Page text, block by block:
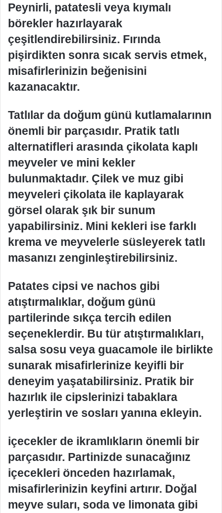
Peynirli, patatesli veya kıymalı
börekler hazırlayarak
çeşitlendirebilirsiniz. Fırında
pişirdikten sonra sıcak servis etmek,
misafirlerinizin beğenisini
kazanacaktır.
Tatlılar da doğum günü kutlamalarının
önemli bir parçasıdır. Pratik tatlı
alternatifleri arasında çikolata kaplı
meyveler ve mini kekler
bulunmaktadır. Çilek ve muz gibi
meyveleri çikolata ile kaplayarak
görsel olarak şık bir sunum
yapabilirsiniz. Mini kekleri ise farklı
krema ve meyvelerle süsleyerek tatlı
masanızı zenginleştirebilirsiniz.
Patates cipsi ve nachos gibi
atıştırmalıklar, doğum günü
partilerinde sıkça tercih edilen
seçeneklerdir. Bu tür atıştırmalıkları,
salsa sosu veya guacamole ile birlikte
sunarak misafirlerinize keyifli bir
deneyim yaşatabilirsiniz. Pratik bir
hazırlık ile cipslerinizi tabaklara
yerleştirin ve sosları yanına ekleyin.
içecekler de ikramlıkların önemli bir
parçasıdır. Partinizde sunacağınız
içecekleri önceden hazırlamak,
misafirlerinizin keyfini artırır. Doğal
meyve suları, soda ve limonata gibi